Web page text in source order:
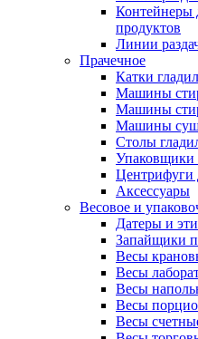
Контейнеры
продуктов
Линии
Прачечное
Катки
Машины
Машины
Машины
Столы
Упаковщики
Центрифуги
Аксессуары
Весовое и
Датеры и
Запайщики
Весы
Весы
Весы
Весы
Весы